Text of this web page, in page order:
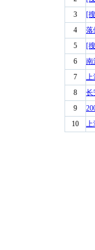
3
[
4
落
5
[
6
南
7
上
8
长
9
10
上